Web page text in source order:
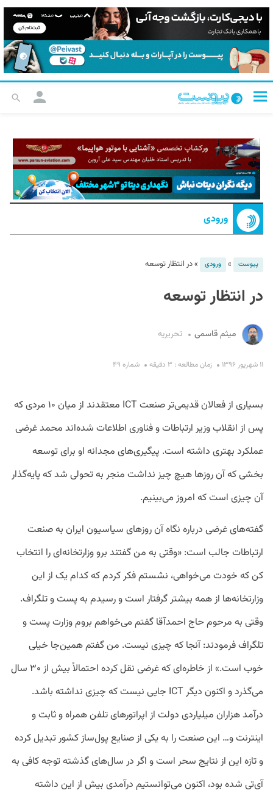
ورودی
پیوست » ورودی »در انتظار توسعه
در انتظار توسعه
میثم قاسمی تحریریه
۱۱ شهریور ۱۳۹۶ زمان مطالعه : ۳ دقیقه شماره ۴۹
بسیاری از فعالان قدیمی‌تر صنعت ICT معتقدند از میان ۱۰ مردی که
پس از انقلاب وزیر ارتباطات و فناوری اطلاعات شده‌اند محمد غرضی
عملکرد بهتری داشته است. پیگیری‌های مجدانه او برای توسعه
‌بخشی که آن روزها هیچ چیز نداشت منجر به تحولی شد که پایه‌گذار
آن چیزی است که امروز می‌بینیم.
گفته‌های غرضی درباره نگاه آن روزهای سیاسیون ایران به صنعت
ارتباطات جالب است: «وقتی به من گفتند برو وزارتخانه‌ای را انتخاب
کن که خودت می‌خواهی، نشستم فکر کردم که کدام یک از این
وزارتخانه‌ها از همه بیشتر گرفتار است و رسیدم به پست و تلگراف.
وقتی به مرحوم حاج احمدآقا گفتم می‌خواهم بروم وزارت پست و
تلگراف فرمودند: آنجا که چیزی نیست. من گفتم همین‌جا خیلی
خوب است.» از خاطره‌ای که غرضی نقل کرده احتمالاً بیش از ۳۰ سال
می‌گذرد و اکنون دیگر ICT جایی نیست که چیزی نداشته باشد.
درآمد هزاران میلیاردی دولت از اپراتورهای تلفن همراه و ثابت و
اینترنت و… این صنعت را به یکی از صنایع پول‌ساز کشور تبدیل کرده
و تازه این از نتایج سحر است و اگر در سال‌های گذشته توجه کافی به
آی‌تی شده بود، اکنون می‌توانستیم درآمدی بیش از این داشته